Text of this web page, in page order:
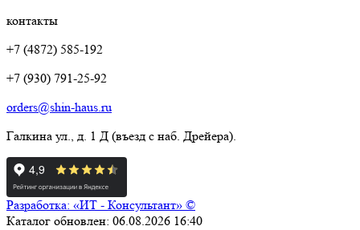
контакты
+7 (4872) 585-192
+7 (930) 791-25-92
orders@shin-haus.ru
Галкина ул., д. 1 Д (въезд с наб. Дрейера).
Разработка: «ИТ - Консультант» ©
Каталог обновлен: 06.08.2026 16:40